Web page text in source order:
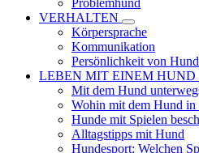
Problemhund
VERHALTEN
Körpersprache
Kommunikation
Persönlichkeit von
LEBEN MIT EINEM HUND
Mit dem Hund
Wohin mit dem Hund in
Hunde mit Spielen
Alltagstipps mit Hund
Hundesport: Welchen